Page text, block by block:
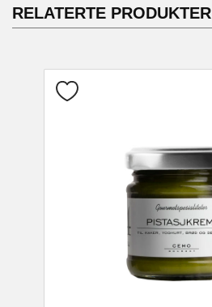
RELATERTE PRODUKTER